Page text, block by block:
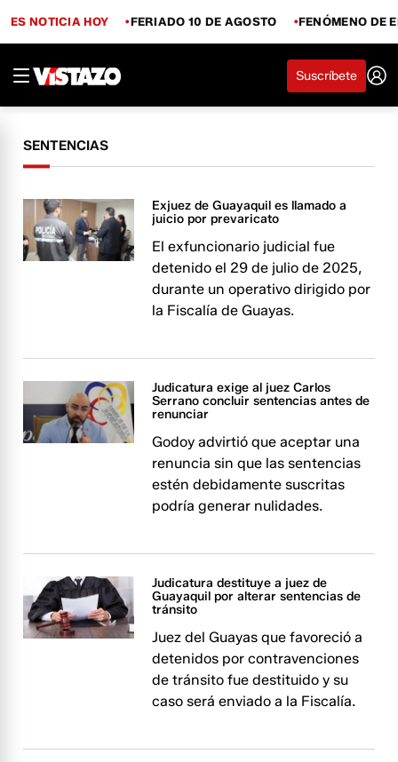
ES NOTICIA HOY FERIADO 10 DE AGOSTO FENÓMENO DE
Suscríbete
SENTENCIAS
Exjuez de Guayaquil es llamado a
juicio por prevaricato
El exfuncionario judicial fue
detenido el 29 de julio de 2025,
durante un operativo dirigido por
la Fiscalía de Guayas.
Judicatura exige al juez Carlos
Serrano concluir sentencias antes de
renunciar
Godoy advirtió que aceptar una
renuncia sin que las sentencias
estén debidamente suscritas
podría generar nulidades.
Judicatura destituye a juez de
Guayaquil por alterar sentencias de
tránsito
Juez del Guayas que favoreció a
detenidos por contravenciones
de tránsito fue destituido y su
caso será enviado a la Fiscalía.